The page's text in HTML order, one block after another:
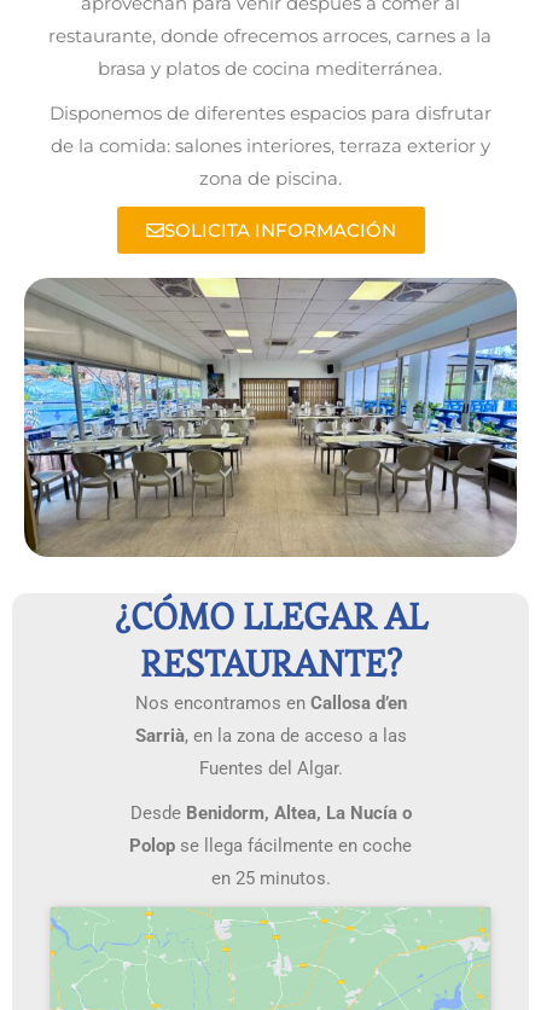
restaurante, donde ofrecemos arroces, carnes a la
brasa y platos de cocina mediterránea.
Disponemos de diferentes espacios para disfrutar
de la comida: salones interiores, terraza exterior y
zona de piscina.
SOLICITA INFORMACIÓN
¿CÓMO LLEGAR AL
RESTAURANTE?
Nos encontramos en Callosa d’en
Sarrià, en la zona de acceso a las
Fuentes del Algar.
Desde Benidorm, Altea, La Nucía o
Polop se llega fácilmente en coche
en 25 minutos.